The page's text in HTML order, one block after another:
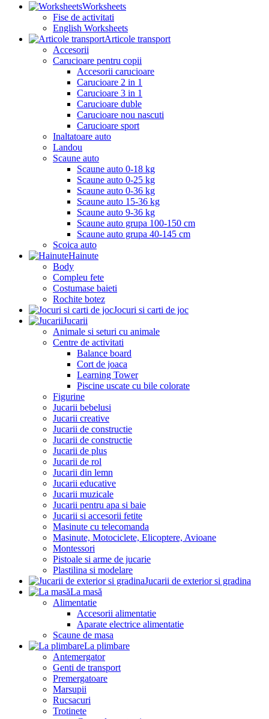
Worksheets
Fise de activitati
English Worksheets
Articole transport
Accesorii
Carucioare pentru copii
Accesorii carucioare
Carucioare 2 in 1
Carucioare 3 in 1
Carucioare duble
Carucioare nou nascuti
Carucioare sport
Inaltatoare auto
Landou
Scaune auto
Scaune auto 0-18 kg
Scaune auto 0-25 kg
Scaune auto 0-36 kg
Scaune auto 15-36 kg
Scaune auto 9-36 kg
Scaune auto grupa 100-150 cm
Scaune auto grupa 40-145 cm
Scoica auto
Hainute
Body
Compleu fete
Costumase baieti
Rochite botez
Jocuri si carti de joc
Jucarii
Animale si seturi cu animale
Centre de activitati
Balance board
Cort de joaca
Learning Tower
Piscine uscate cu bile colorate
Figurine
Jucarii bebelusi
Jucarii creative
Jucarii de constructie
Jucarii de constructie
Jucarii de plus
Jucarii de rol
Jucarii din lemn
Jucarii educative
Jucarii muzicale
Jucarii pentru apa si baie
Jucarii si accesorii fetite
Masinute cu telecomanda
Masinute, Motociclete, Elicoptere, Avioane
Montessori
Pistoale si arme de jucarie
Plastilina si modelare
Jucarii de exterior si gradina
La masă
Alimentatie
Accesorii alimentatie
Aparate electrice alimentatie
Scaune de masa
La plimbare
Antemergator
Genti de transport
Premergatoare
Marsupii
Rucsacuri
Trotinete